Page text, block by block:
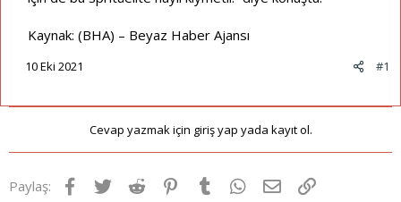
Kaynak: (BHA) – Beyaz Haber Ajansı
#1
10 Eki 2021
Cevap yazmak için giriş yap yada kayıt ol.
Paylaş: Facebook
TwitterReddit Pinterest
Tumblr WhatsApp
E-postaLink